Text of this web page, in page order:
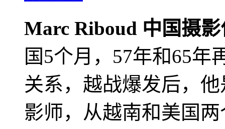
Marc Riboud 中国摄
国5个月，57年和65年
关系，越战爆发后，
影师，从越南和美国